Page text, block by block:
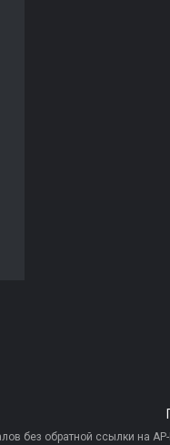
без обратной ссылки на